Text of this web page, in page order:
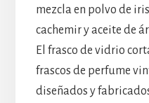
mezcla en polvo de
cachemir y aceite de
El frasco de vidrio
frascos de perfume
diseñados y